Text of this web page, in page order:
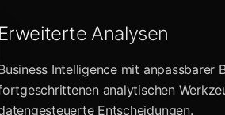
Erweiterte Analysen
Intelligence mit anpassbarer
analytischen
Entscheidungen.